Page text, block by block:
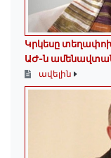
Կրկեսը
ԱԺ-ն
ավելին